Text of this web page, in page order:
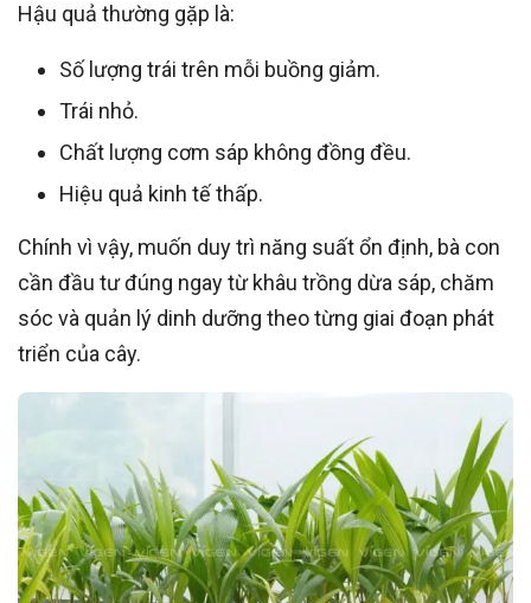
Hậu quả thường gặp là:
Số lượng trái trên mỗi buồng giảm.
Trái nhỏ.
Chất lượng cơm sáp không đồng đều.
Hiệu quả kinh tế thấp.
Chính vì vậy, muốn duy trì năng suất ổn định, bà con
cần đầu tư đúng ngay từ khâu trồng dừa sáp, chăm
sóc và quản lý dinh dưỡng theo từng giai đoạn phát
triển của cây.